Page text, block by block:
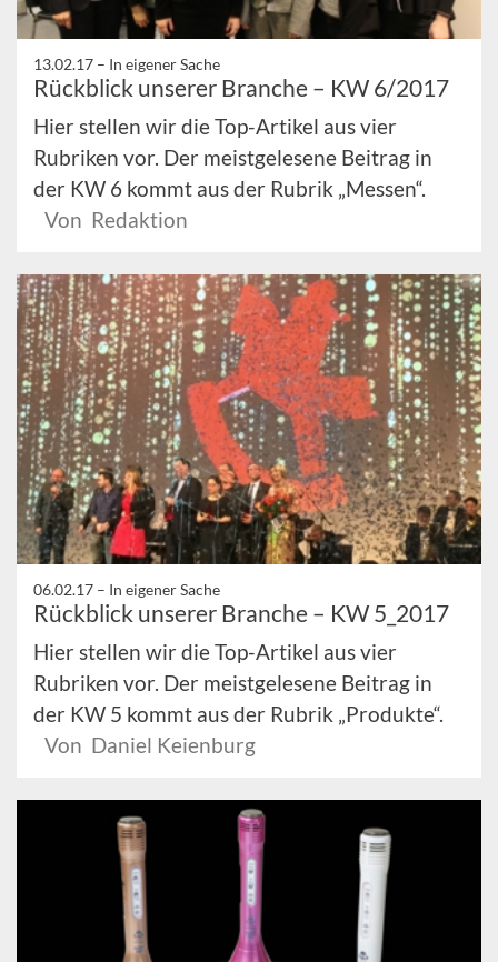
13.02.17 – In eigener Sache
Rückblick unserer Branche – KW 6/2017
Hier stellen wir die Top-Artikel aus vier
Rubriken vor. Der meistgelesene Beitrag in
der KW 6 kommt aus der Rubrik „Messen“.
Von Redaktion
06.02.17 – In eigener Sache
Rückblick unserer Branche – KW 5_2017
Hier stellen wir die Top-Artikel aus vier
Rubriken vor. Der meistgelesene Beitrag in
der KW 5 kommt aus der Rubrik „Produkte“.
Von Daniel Keienburg